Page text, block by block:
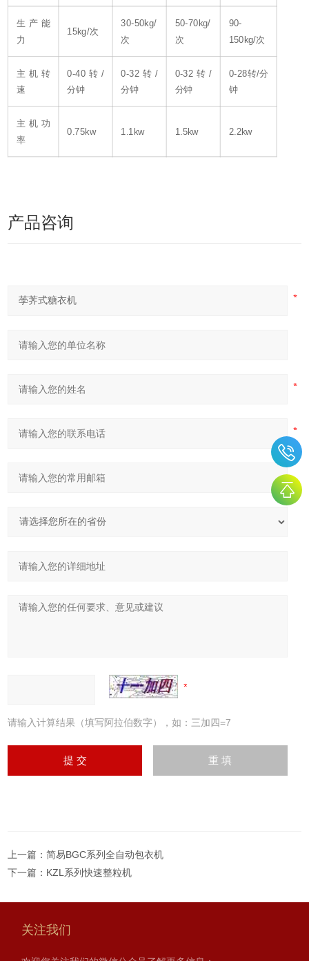
生产能
力
15kg/次
30-50kg/
次
50-70kg/
次
90-
150kg/次
主机转
速
0-40转/
分钟
0-32转/
分钟
0-32转/
分钟
0-28转/分
钟
主机功
率
0.75kw 1.1kw 1.5kw 2.2kw
产品咨询
请输入计算结果（填写阿拉伯数字），如：三加四=7
上一篇：简易BGC系列全自动包衣机
下一篇： KZL系列快速整粒机
关注我们